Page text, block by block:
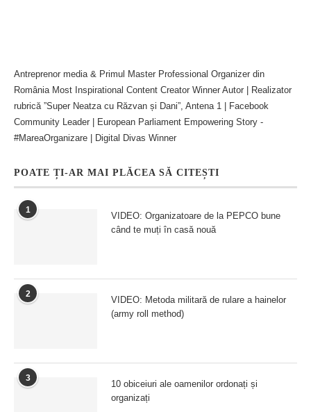
Antreprenor media & Primul Master Professional Organizer din
România Most Inspirational Content Creator Winner Autor | Realizator
rubrică ”Super Neatza cu Răzvan și Dani”, Antena 1 | Facebook
Community Leader | European Parliament Empowering Story -
#MareaOrganizare | Digital Divas Winner
POATE ȚI-AR MAI PLĂCEA SĂ CITEȘTI
1
VIDEO: Organizatoare de la PEPCO bune
când te muți în casă nouă
2
VIDEO: Metoda militară de rulare a hainelor
(army roll method)
3
10 obiceiuri ale oamenilor ordonați și
organizați